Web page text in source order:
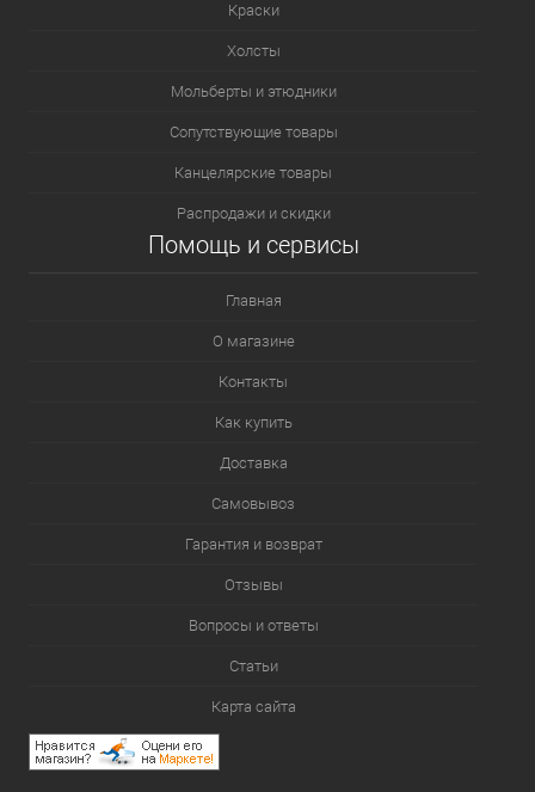
Краски
Холсты
Мольберты и этюдники
Сопутствующие товары
Канцелярские товары
Распродажи и скидки
Помощь и сервисы
Главная
О магазине
Контакты
Как купить
Доставка
Самовывоз
Гарантия и возврат
Отзывы
Вопросы и ответы
Статьи
Карта сайта